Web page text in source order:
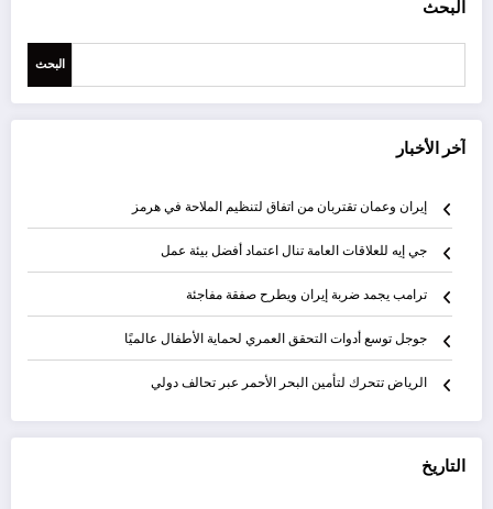
البحث
البحث
آخر الأخبار
إيران وعمان تقتربان من اتفاق لتنظيم الملاحة في هرمز
جي إيه للعلاقات العامة تنال اعتماد أفضل بيئة عمل
ترامب يجمد ضربة إيران ويطرح صفقة مفاجئة
جوجل توسع أدوات التحقق العمري لحماية الأطفال عالميًا
الرياض تتحرك لتأمين البحر الأحمر عبر تحالف دولي
التاريخ